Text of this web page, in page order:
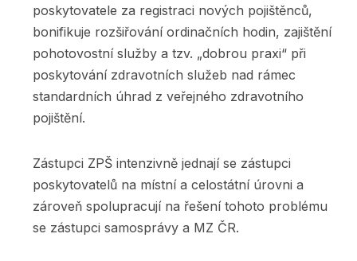
poskytovatele za registraci nových pojištěnců,
bonifikuje rozšiřování ordinačních hodin, zajištění
pohotovostní služby a tzv. „dobrou praxi“ při
poskytování zdravotních služeb nad rámec
standardních úhrad z veřejného zdravotního
pojištění.
Zástupci ZPŠ intenzivně jednají se zástupci
poskytovatelů na místní a celostátní úrovni a
zároveň spolupracují na řešení tohoto problému
se zástupci samosprávy a MZ ČR.